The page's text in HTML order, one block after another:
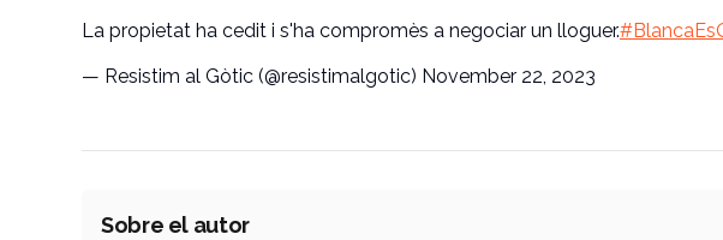
La propietat ha cedit i s'ha compromès a negociar un lloguer.
— Resistim al Gòtic (@resistimalgotic) November 22, 2023
Sobre el autor